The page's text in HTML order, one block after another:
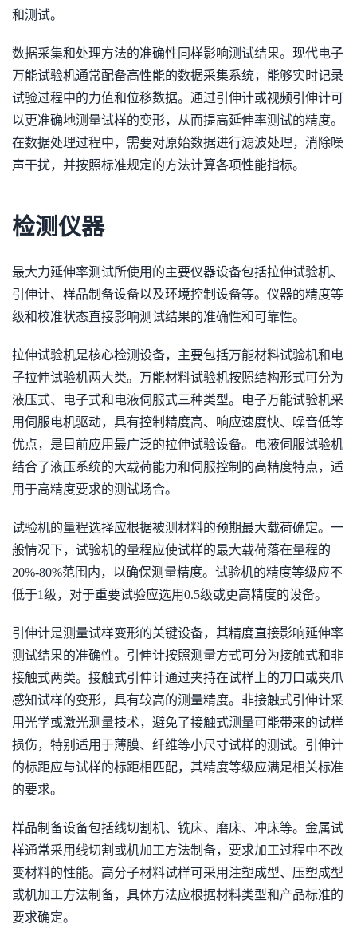
和测试。
数据采集和处理方法的准确性同样影响测试结果。现代电子
万能试验机通常配备高性能的数据采集系统，能够实时记录
试验过程中的力值和位移数据。通过引伸计或视频引伸计可
以更准确地测量试样的变形，从而提高延伸率测试的精度。
在数据处理过程中，需要对原始数据进行滤波处理，消除噪
声干扰，并按照标准规定的方法计算各项性能指标。
检测仪器
最大力延伸率测试所使用的主要仪器设备包括拉伸试验机、
引伸计、样品制备设备以及环境控制设备等。仪器的精度等
级和校准状态直接影响测试结果的准确性和可靠性。
拉伸试验机是核心检测设备，主要包括万能材料试验机和电
子拉伸试验机两大类。万能材料试验机按照结构形式可分为
液压式、电子式和电液伺服式三种类型。电子万能试验机采
用伺服电机驱动，具有控制精度高、响应速度快、噪音低等
优点，是目前应用最广泛的拉伸试验设备。电液伺服试验机
结合了液压系统的大载荷能力和伺服控制的高精度特点，适
用于高精度要求的测试场合。
试验机的量程选择应根据被测材料的预期最大载荷确定。一
般情况下，试验机的量程应使试样的最大载荷落在量程的
20%-80%范围内，以确保测量精度。试验机的精度等级应不
低于1级，对于重要试验应选用0.5级或更高精度的设备。
引伸计是测量试样变形的关键设备，其精度直接影响延伸率
测试结果的准确性。引伸计按照测量方式可分为接触式和非
接触式两类。接触式引伸计通过夹持在试样上的刀口或夹爪
感知试样的变形，具有较高的测量精度。非接触式引伸计采
用光学或激光测量技术，避免了接触式测量可能带来的试样
损伤，特别适用于薄膜、纤维等小尺寸试样的测试。引伸计
的标距应与试样的标距相匹配，其精度等级应满足相关标准
的要求。
样品制备设备包括线切割机、铣床、磨床、冲床等。金属试
样通常采用线切割或机加工方法制备，要求加工过程中不改
变材料的性能。高分子材料试样可采用注塑成型、压塑成型
或机加工方法制备，具体方法应根据材料类型和产品标准的
要求确定。